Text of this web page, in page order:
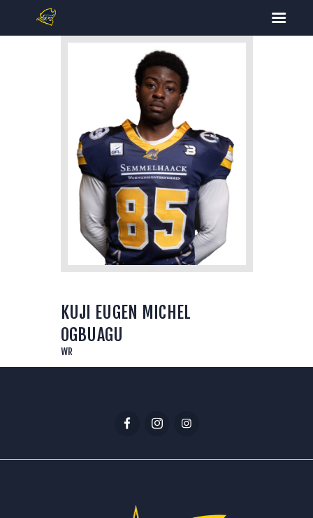
TICKETS
FOOTBALL
CHEERLEADING
SPIELPLAN
DOWNLOADS
KONTAKT
KUJI EUGEN MICHEL
OGBUAGU
WR